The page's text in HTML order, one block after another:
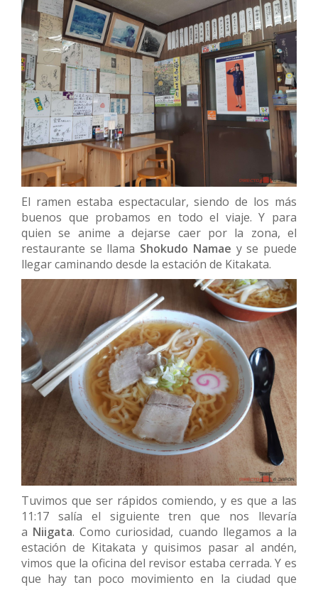
El ramen estaba espectacular, siendo de los más
buenos que probamos en todo el viaje. Y para
quien se anime a dejarse caer por la zona, el
restaurante se llama Shokudo Namae y se puede
llegar caminando desde la estación de Kitakata.
Tuvimos que ser rápidos comiendo, y es que a las
11:17 salía el siguiente tren que nos llevaría
a Niigata. Como curiosidad, cuando llegamos a la
estación de Kitakata y quisimos pasar al andén,
vimos que la oficina del revisor estaba cerrada. Y es
que hay tan poco movimiento en la ciudad que